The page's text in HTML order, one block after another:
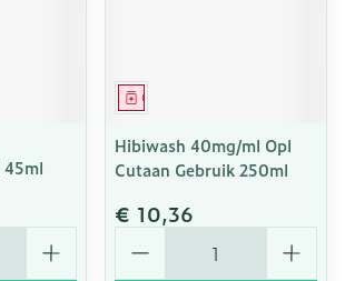
45ml
Geneesmiddel
Hibiwash 40mg/ml Opl
Cutaan Gebruik 250ml
€ 10,36
Aantal